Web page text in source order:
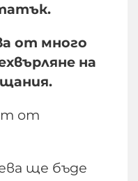
от много
на
от
ще бъде